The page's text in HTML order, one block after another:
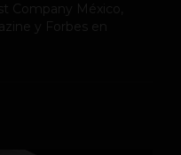
Company México,
y Forbes en